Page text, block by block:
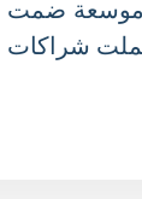
تلتها جلسة عمل
شملت